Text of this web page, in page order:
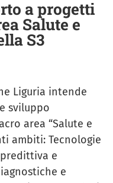
a progetti
Salute e
S3
Liguria intende
sviluppo
area “Salute e
ambiti: Tecnologie
e
e